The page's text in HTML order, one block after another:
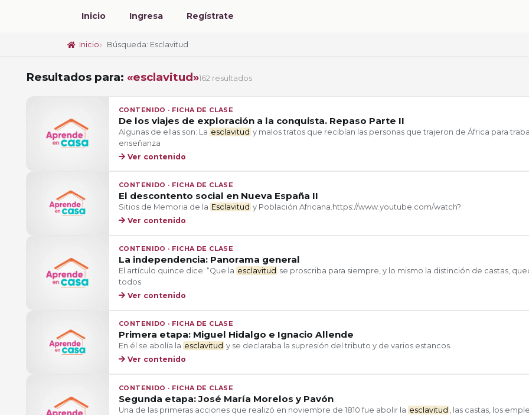
Inicio Ingresa Regístrate
Inicio Búsqueda: Esclavitud
Resultados para: «esclavitud»162 resultados
CONTENIDO · FICHA DE CLASE
De los viajes de exploración a la conquista. Repaso Parte II
Algunas de ellas son: La esclavitud y malos tratos que recibían las personas que trajeron de África para
enseñanza
Ver contenido
CONTENIDO · FICHA DE CLASE
El descontento social en Nueva España II
Sitios de Memoria de la Esclavitud y Población Africana.https://www.youtube.com/watch?
Ver contenido
CONTENIDO · FICHA DE CLASE
La independencia: Panorama general
El artículo quince dice: “Que la esclavitud se proscriba para siempre, y lo mismo la distinción de castas,
todos
Ver contenido
CONTENIDO · FICHA DE CLASE
Primera etapa: Miguel Hidalgo e Ignacio Allende
En él se abolía la esclavitud y se declaraba la supresión del tributo y de varios estancos.
Ver contenido
CONTENIDO · FICHA DE CLASE
Segunda etapa: José María Morelos y Pavón
Una de las primeras acciones que realizó en noviembre de 1810 fue abolir la esclavitud
, las castas, los